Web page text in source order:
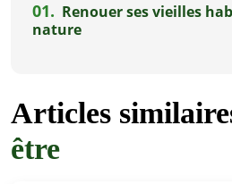
01. Renouer ses vieilles
nature
Articles
être